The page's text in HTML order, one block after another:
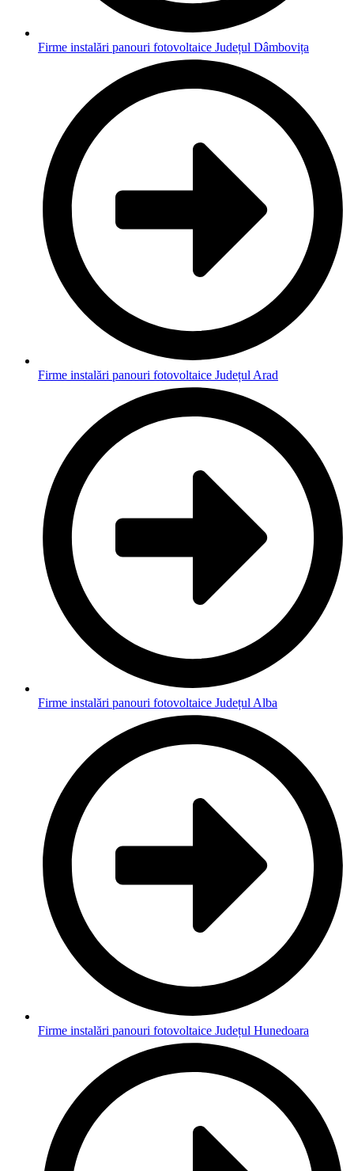
Firme instalări panouri fotovoltaice Județul Dâmbovița
Firme instalări panouri fotovoltaice Județul Arad
Firme instalări panouri fotovoltaice Județul Alba
Firme instalări panouri fotovoltaice Județul Hunedoara